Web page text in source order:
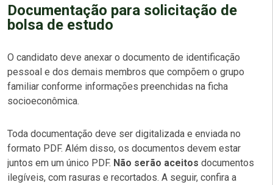
Documentação para solicitação de
bolsa de estudo
O candidato deve anexar o documento de identificação
pessoal e dos demais membros que compõem o grupo
familiar conforme informações preenchidas na ficha
socioeconômica.
Toda documentação deve ser digitalizada e enviada no
formato PDF. Além disso, os documentos devem estar
juntos em um único PDF. Não serão aceitos documentos
ilegíveis, com rasuras e recortados. A seguir, confira a